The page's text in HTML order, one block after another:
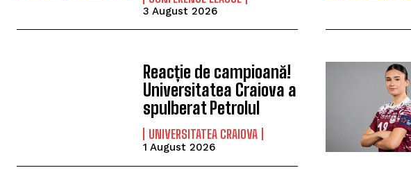
3 August 2026
Reacție de campioană!
Universitatea Craiova a
spulberat Petrolul
UNIVERSITATEA CRAIOVA
1 August 2026